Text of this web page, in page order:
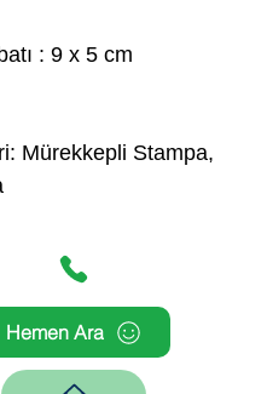
: 9 x 5 cm
Mürekkepli Stampa,
Hemen Ara